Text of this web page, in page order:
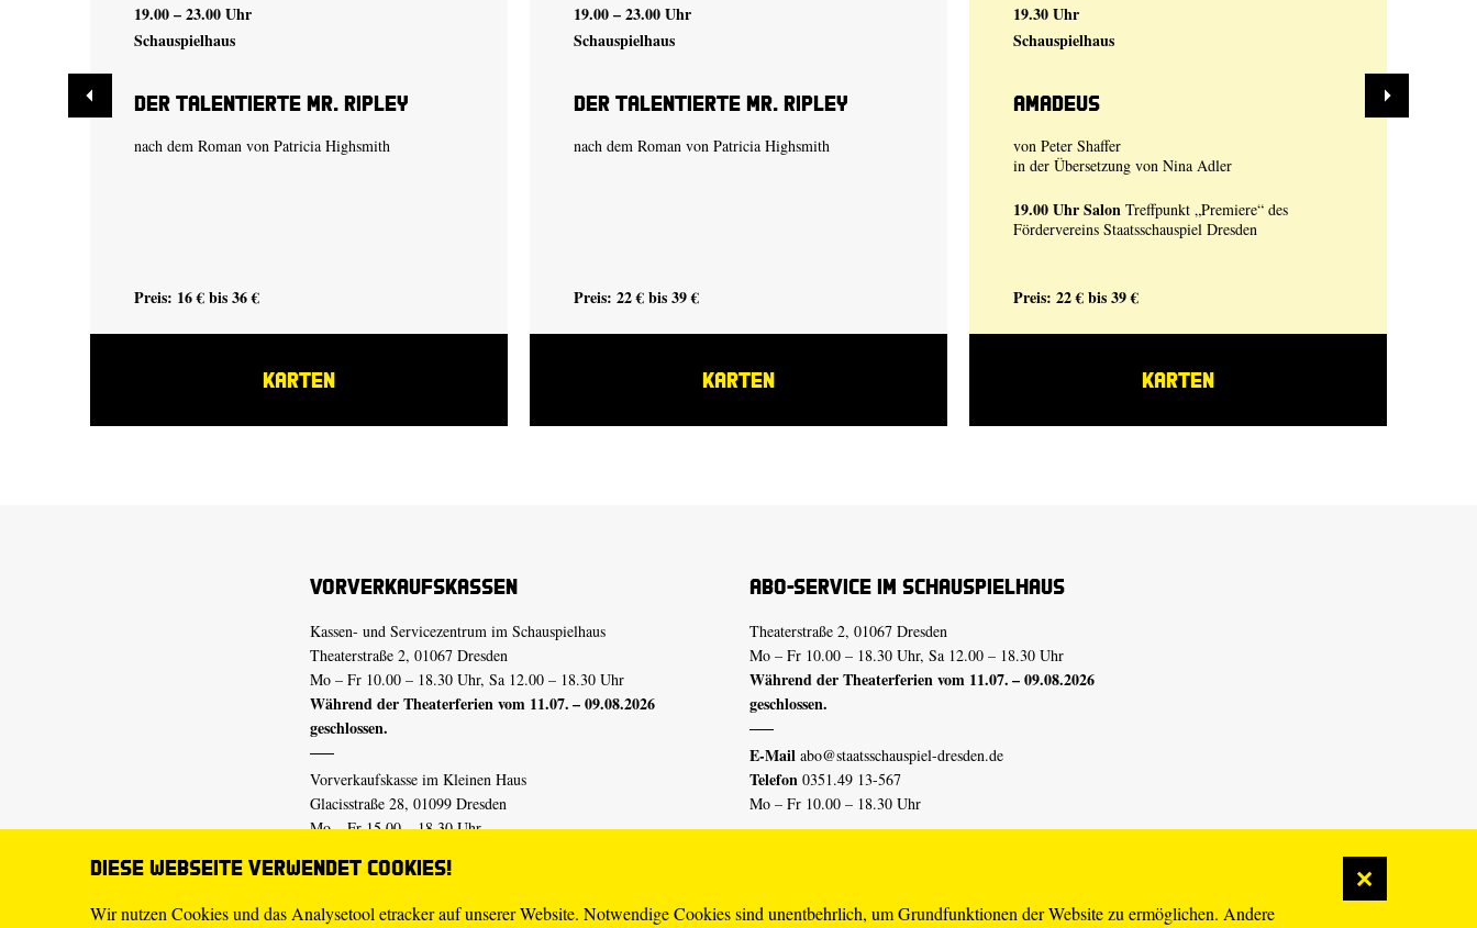
Diese Webseite verwendet Cookies!
Wir nutzen Cookies und das Analysetool etracker auf unserer Website. Notwendige Cookies sind unentbehrlich, um Grundfunktionen der Website zu ermöglichen. Andere
19.00 – 23.00 Uhr
Schauspielhaus
Der talentierte Mr. Ripley
nach dem Roman von Patricia Highsmith
Preis: 16 € bis 36 €
KARTEN
19.00 – 23.00 Uhr
Schauspielhaus
Der talentierte Mr. Ripley
nach dem Roman von Patricia Highsmith
Preis: 22 € bis 39 €
KARTEN
19.30 Uhr
Schauspielhaus
Amadeus
von Peter Shaffer
in der Übersetzung von Nina Adler
19.00 UhrSalon Treffpunkt „Premiere“ des
Fördervereins Staatsschauspiel Dresden
Preis: 22 € bis 39 €
KARTEN
Vorverkaufskassen
Kassen- und Servicezentrum im Schauspielhaus
Theaterstraße 2, 01067 Dresden
Mo – Fr 10.00 – 18.30 Uhr, Sa 12.00 – 18.30 Uhr
Während der Theaterferien vom 11.07. – 09.08.2026
geschlossen.
Vorverkaufskasse im Kleinen Haus
Glacisstraße 28, 01099 Dresden
Mo – Fr 15.00 – 18.30 Uhr
geschlossen.
Abo-Service im Schauspielhaus
Theaterstraße 2, 01067 Dresden
Mo – Fr 10.00 – 18.30 Uhr, Sa 12.00 – 18.30 Uhr
Während der Theaterferien vom 11.07. – 09.08.2026
geschlossen.
E-Mail abo@staatsschauspiel-dresden.de
Telefon 0351.49 13-567
Mo – Fr 10.00 – 18.30 Uhr
Erklärung Barrierefreiheit